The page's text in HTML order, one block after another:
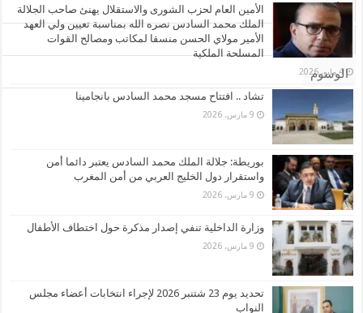
الأشهر
تعليقات
الوسوم
الأمين العام لحزب الشورى والاستقلال يهنئ صاحب الجلالة
الملك محمد السادس نصره الله بمناسبة تعيين ولي العهد
الأمير مولاي الحسن منسقا لمكاتب ومصالح القوات
المسلحة الملكية
4 مايو، 2026
تشاد .. افتتاح مسجد محمد السادس بانجامينا
9 مارس، 2026
بوريطة: جلالة الملك محمد السادس يعتبر دائما أمن
واستقرار دول الخليج العربي من أمن المغرب
9 مارس، 2026
وزارة الداخلية تنفي إصدار مذكرة حول اختطاف الأطفال
9 مارس، 2026
تحديد يوم 23 شتنبر 2026 لإجراء انتخابات أعضاء مجلس
النواب